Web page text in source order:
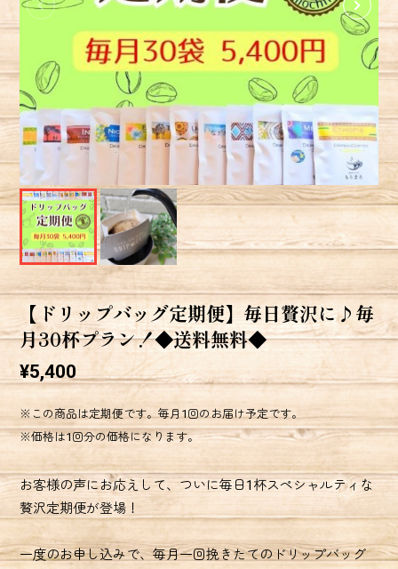
【ドリップバッグ定期便】毎日贅沢に♪毎
月30杯プラン！◆送料無料◆
¥5,400
※この商品は定期便です。毎月1回のお届け予定です。
※価格は1回分の価格になります。
お客様の声にお応えして、ついに毎日1杯スペシャルティな
贅沢定期便が登場！
一度のお申し込みで、毎月一回挽きたてのドリップバッグ